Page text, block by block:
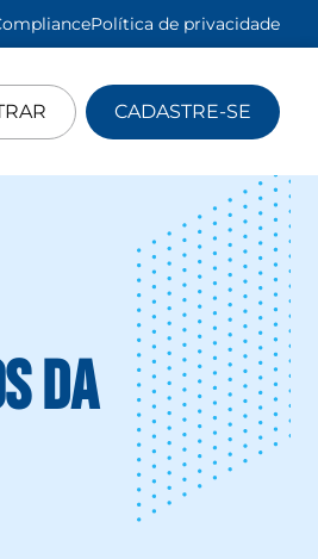
Política de privacidade
CADASTRE-SE
da